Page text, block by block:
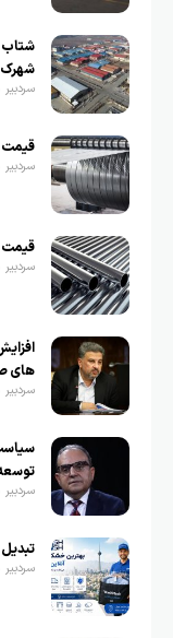
شتاب
سردبیر
قیمت
سردبیر
قیمت
سردبیر
های
سردبیر
سردبیر
سردبیر